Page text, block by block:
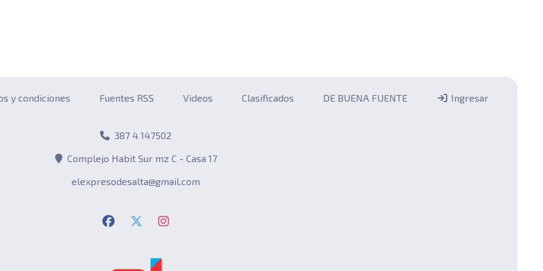
y condiciones Fuentes RSS Videos Clasificados DE BUENA FUENTE Ingresar
387 4 147502
Complejo Habit Sur mz C - Casa 17
elexpresodesalta@gmail.com